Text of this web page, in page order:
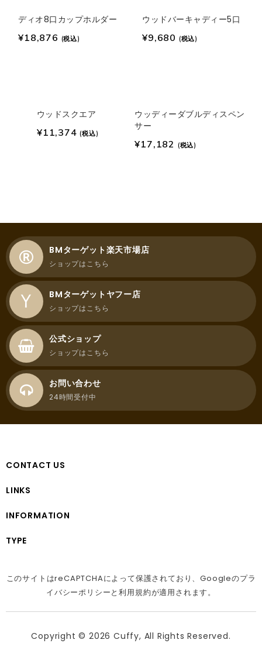
ディオ8口カップホルダー
¥18,876 (税込)
ウッドバーキャディー5口
¥9,680 (税込)
ウッドスクエア
¥11,374 (税込)
ウッディーダブルディスペン
サー
¥17,182 (税込)
BMターゲット楽天市場店
ショップはこちら
BMターゲットヤフー店
ショップはこちら
公式ショップ
ショップはこちら
お問い合わせ
24時間受付中
CONTACT US
LINKS
INFORMATION
TYPE
このサイトはreCAPTCHAによって保護されており、Googleのプラ
イバシーポリシーと利用規約が適用されます。
Copyright © 2026 Cuffy, All Rights Reserved.